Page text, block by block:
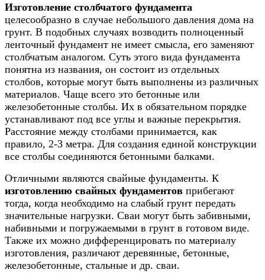
Изготовление столбчатого фундамента
целесообразно в случае небольшого давления дома на
грунт. В подобных случаях возводить полноценный
ленточный фундамент не имеет смысла, его заменяют
столбчатым аналогом. Суть этого вида фундамента
понятна из названия, он состоит из отдельных
столбов, которые могут быть выполнены из различных
материалов. Чаще всего это бетонные или
железобетонные столбы. Их в обязательном порядке
устанавливают под все углы и важные перекрытия.
Расстояние между столбами принимается, как
правило, 2-3 метра. Для создания единой конструкции
все столбы соединяются бетонными балками.
Отличными являются свайные фундаменты. К
изготовлению свайных фундаментов прибегают
тогда, когда необходимо на слабый грунт передать
значительные нагрузки. Сваи могут быть забивными,
набивными и погружаемыми в грунт в готовом виде.
Также их можно дифференцировать по материалу
изготовления, различают деревянные, бетонные,
железобетонные, стальные и др. сваи.